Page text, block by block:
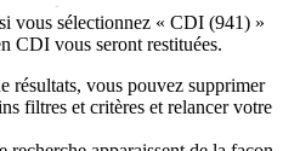
vous sélectionnez « CDI (941) »
CDI vous seront restituées.
résultats, vous pouvez supprimer
filtres et critères et relancer votre